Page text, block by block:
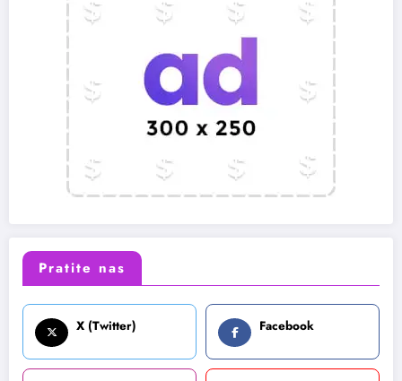
Pratite nas
X (Twitter) Facebook